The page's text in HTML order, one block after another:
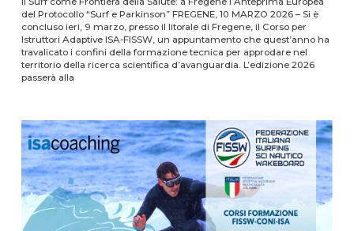
del Protocollo “Surf e Parkinson” FREGENE, 10 MARZO 2026 – Si è
concluso ieri, 9 marzo, presso il litorale di Fregene, il Corso per
Istruttori Adaptive ISA-FISSW, un appuntamento che quest’anno ha
travalicato i confini della formazione tecnica per approdare nel
territorio della ricerca scientifica d’avanguardia. L’edizione 2026
passerà alla